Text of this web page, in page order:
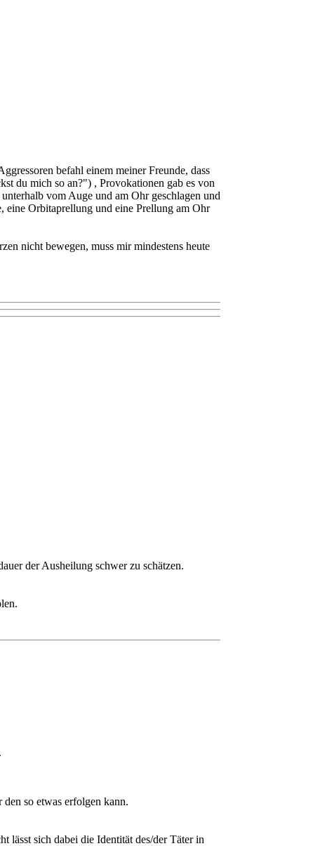
befahl einem meiner Freunde, dass
du mich so an?") , Provokationen gab es von
vom Auge und am Ohr geschlagen und
eine Orbitaprellung und eine Prellung am Ohr
nicht bewegen, muss mir mindestens heute
der Ausheilung schwer zu schätzen.
so etwas erfolgen kann.
lässt sich dabei die Identität des/der Täter in